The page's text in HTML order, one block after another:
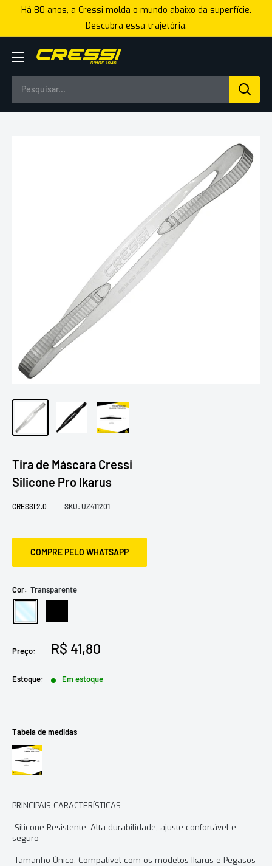
o
conteúdo
Há 80 anos, a Cressi molda o mundo abaixo da superfície.
Descubra essa trajetória.
Cressi
Tira de Máscara Cressi
Silicone Pro Ikarus
CRESSI 2.0 SKU: UZ411201
COMPRE PELO WHATSAPP
Cor: Transparente
Transparente
Preço:
Preço
R$ 41,80
Estoque: Em estoque
Tabela de medidas
PRINCIPAIS CARACTERÍSTICAS
-Silicone Resistente: Alta durabilidade, ajuste confortável e
seguro
-Tamanho Único: Compatível com os modelos Ikarus e Pegasos